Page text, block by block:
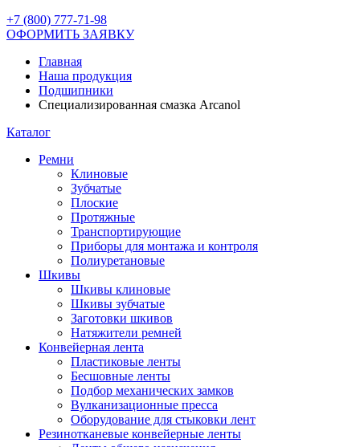
+7 (800) 777-71-98
ОФОРМИТЬ ЗАЯВКУ
Главная
Наша продукция
Подшипники
Специализированная смазка Arcanol
Каталог
Ремни
Клиновые
Зубчатые
Плоские
Протяжные
Транспортирующие
Приборы для монтажа и контроля
Полиуретановые
Шкивы
Шкивы клиновые
Шкивы зубчатые
Заготовки шкивов
Натяжители ремней
Конвейерная лента
Пластиковые ленты
Бесшовные ленты
Подбор механических замков
Вулканизационные пресса
Оборудование для стыковки лент
Резинотканевые конвейерные ленты